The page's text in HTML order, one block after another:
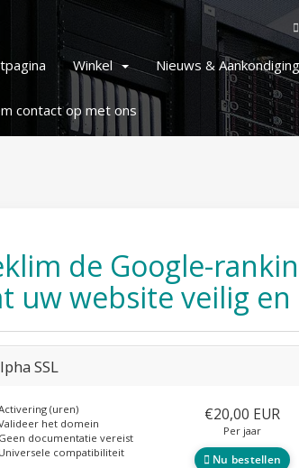
Winkel Nieuws &
contact op met ons
de Google-
uw website veilig
SSL
(uren)
het domein
Geen documentatie vereist
Universele compatibiliteit
€20,00 EUR
Per jaar
Nu bestellen